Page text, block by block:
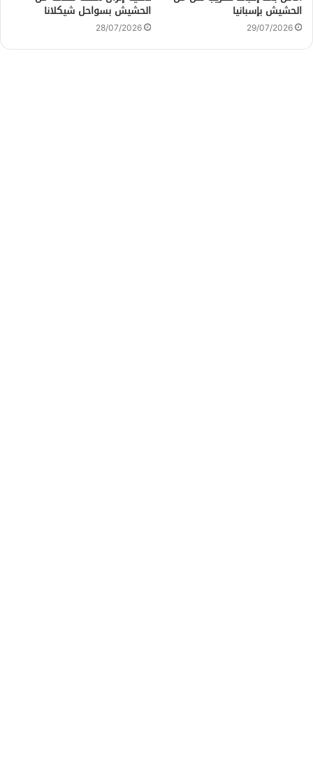
الحشيش بإسبانيا
29/07/2026
الحشيش بسواحل شيكلانا
28/07/2026